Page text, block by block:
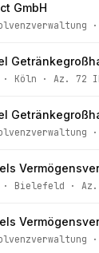
GmbH
·
· Köln · Az. 72
·
· Bielefeld · Az.
·